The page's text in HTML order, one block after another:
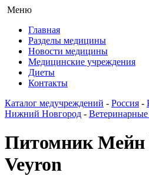
Меню
Главная
Разделы медицины
Новости медицины
Медицинские учреждения
Диеты
Контакты
Каталог медучреждений - Россия -
Нижний Новгород -
Питомник Мейн
Veyron